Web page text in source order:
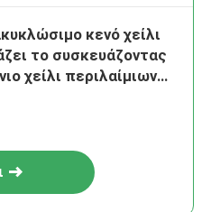
κενό χείλι
το συσκευάζοντας
χείλι περιλαίμιων